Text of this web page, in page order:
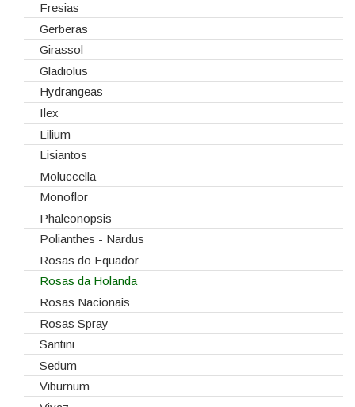
Fresias
Gerberas
Girassol
Gladiolus
Hydrangeas
Ilex
Lilium
Lisiantos
Moluccella
Monoflor
Phaleonopsis
Polianthes - Nardus
Rosas do Equador
Rosas da Holanda
Rosas Nacionais
Rosas Spray
Santini
Sedum
Viburnum